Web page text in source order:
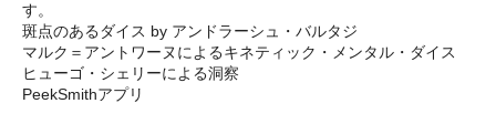
す。
斑点のあるダイス by アンドラーシュ・バルタジ
マルク＝アントワーヌによるキネティック・メンタル・ダイス
ヒューゴ・シェリーによる洞察
PeekSmithアプリ